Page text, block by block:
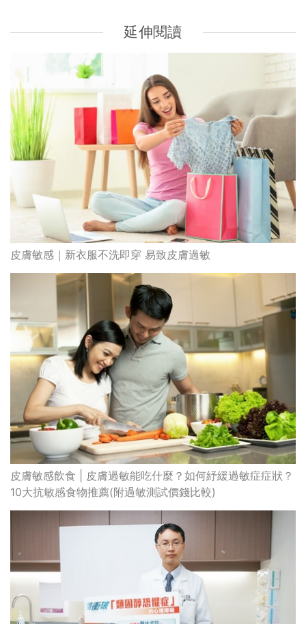
延伸閱讀
皮膚敏感｜新衣服不洗即穿 易致皮膚過敏
皮膚敏感飲食 | 皮膚過敏能吃什麼？如何紓緩過敏症症狀？
10大抗敏感食物推薦(附過敏測試價錢比較)